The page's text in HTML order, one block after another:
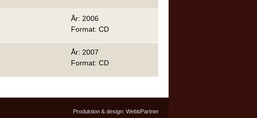
År: 2006
Format: CD
År: 2007
Format: CD
Produktion & design: WebbPartner